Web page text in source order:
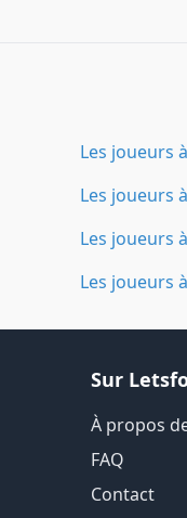
Les joueurs
Les joueurs
Les joueurs
Les joueurs
Sur
À propos
FAQ
Contact